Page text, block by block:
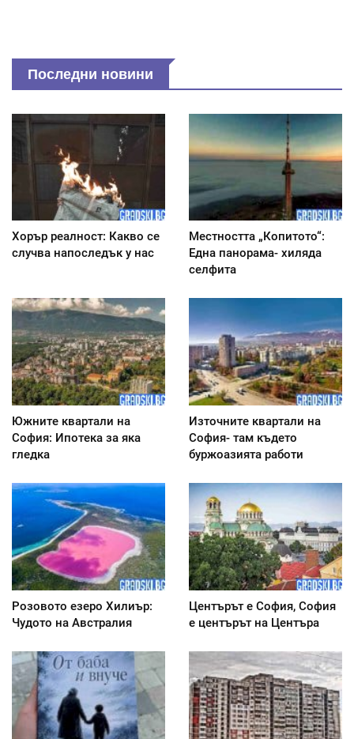
Последни новини
Хорър реалност: Какво се
случва напоследък у нас
Местността „Копитото“:
Една панорама- хиляда
селфита
Южните квартали на
София: Ипотека за яка
гледка
Източните квартали на
София- там където
буржоазията работи
Розовото езеро Хилиър:
Чудото на Австралия
Центърът е София, София
е центърът на Центъра